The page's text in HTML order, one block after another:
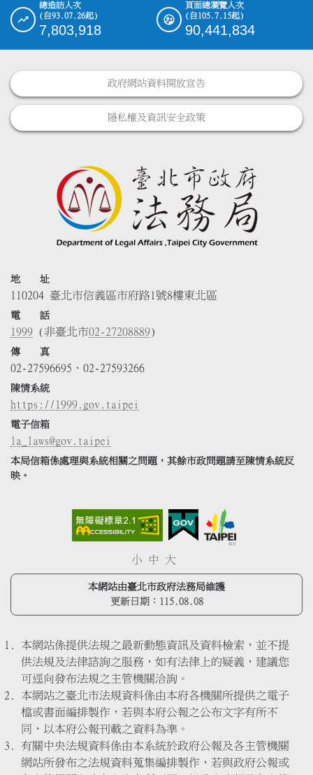
總造訪人次
(自93.07.26起)
7,803,918
頁面總瀏覽人次
(自105.7.15起)
90,441,834
政府網站資料開放宣告
隱私權及資訊安全政策
地 址
110204 臺北市信義區市府路1號8樓東北區
電 話
1999 (非臺北市02-27208889)
傳 真
02-27596695、02-27593266
陳情系統
https://1999.gov.taipei
電子信箱
la_laws@gov.taipei
本局信箱係處理與系統相關之問題，其餘市政問題請至陳情系統反
映。
小 中 大
本網站由臺北市政府法務局維護
更新日期： 115.08.08
本網站係提供法規之最新動態資訊及資料檢索，並不提
供法規及法律諮詢之服務，如有法律上的疑義，建議您
可逕向發布法規之主管機關洽詢。
本網站之臺北市法規資料係由本府各機關所提供之電子
檔或書面編排製作，若與本府公報之公布文字有所不
同，以本府公報刊載之資料為準。
有關中央法規資料係由本系統於政府公報及各主管機關
網站所發布之法規資料蒐集編排製作，若與政府公報或